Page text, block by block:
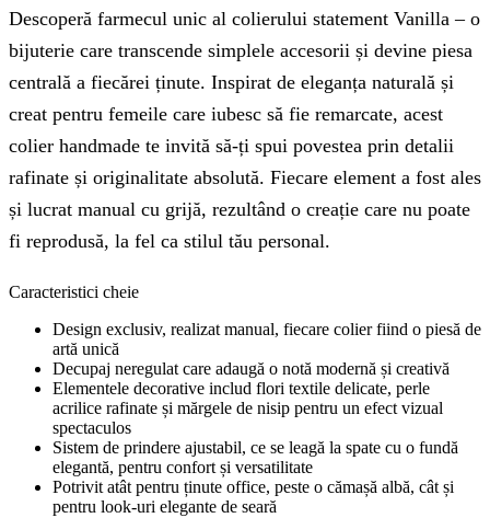
Descoperă farmecul unic al colierului statement Vanilla – o
bijuterie care transcende simplele accesorii și devine piesa
centrală a fiecărei ținute. Inspirat de eleganța naturală și
creat pentru femeile care iubesc să fie remarcate, acest
colier handmade te invită să-ți spui povestea prin detalii
rafinate și originalitate absolută. Fiecare element a fost ales
și lucrat manual cu grijă, rezultând o creație care nu poate
fi reprodusă, la fel ca stilul tău personal.
Caracteristici cheie
Design exclusiv, realizat manual, fiecare colier fiind o piesă de
artă unică
Decupaj neregulat care adaugă o notă modernă și creativă
Elementele decorative includ flori textile delicate, perle
acrilice rafinate și mărgele de nisip pentru un efect vizual
spectaculos
Sistem de prindere ajustabil, ce se leagă la spate cu o fundă
elegantă, pentru confort și versatilitate
Potrivit atât pentru ținute office, peste o cămașă albă, cât și
pentru look-uri elegante de seară